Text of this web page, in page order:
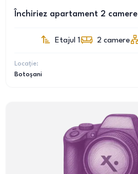
Închiriez apartament 2 camere
Etajul 1 2 camere
Locație:
Botoșani